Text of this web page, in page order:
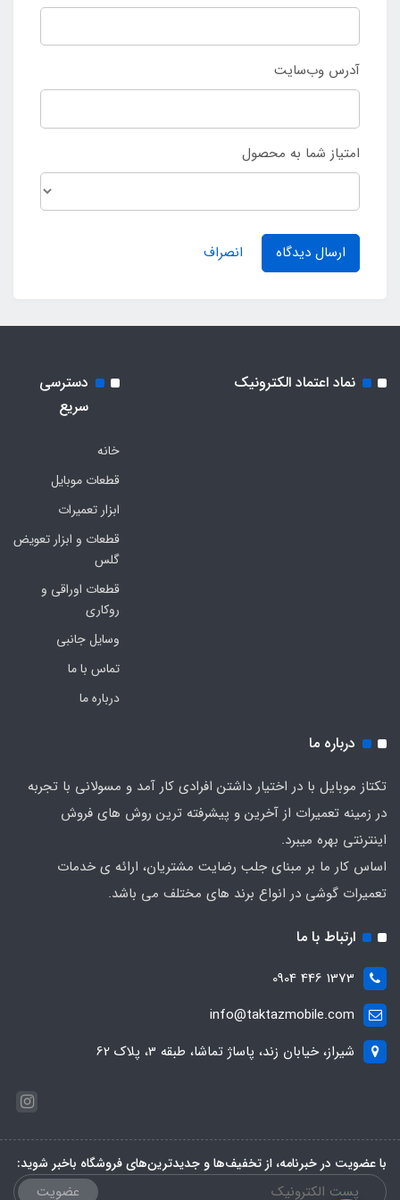
آدرس وب‌سایت
امتیاز شما به محصول
ارسال دیدگاه انصراف
نماد اعتماد الکترونیک
دسترسی
سریع
خانه
قطعات موبایل
ابزار تعمیرات
قطعات و ابزار تعویض
گلس
قطعات اوراقی و
روکاری
وسایل جانبی
تماس با ما
درباره ما
درباره ما
تکتاز موبایل با در اختیار داشتن افرادی کار آمد و مسولانی با تجربه
در زمینه تعمیرات از آخرین و پیشرفته ترین روش های فروش
اینترنتی بهره میبرد.
اساس کار ما بر مبنای جلب رضایت مشتریان، ارائه ی خدمات
تعمیرات گوشی در انواع برند های مختلف می باشد.
ارتباط با ما
1373 446 0904
info@taktazmobile.com
شیراز، خیابان زند، پاساژ تماشا، طبقه 3، پلاک 62
با عضویت در خبرنامه، از تخفیف‌ها و جدیدترین‌های فروشگاه باخبر شوید:
عضویت